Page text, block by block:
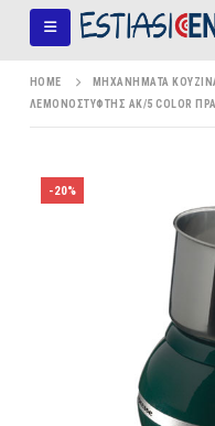
HOME ΜΗΧΑΝΉΜΑΤΑ
ΛΕΜΟΝΟΣΤΎΦΤΗΣ AK/5 COLOR
-20%